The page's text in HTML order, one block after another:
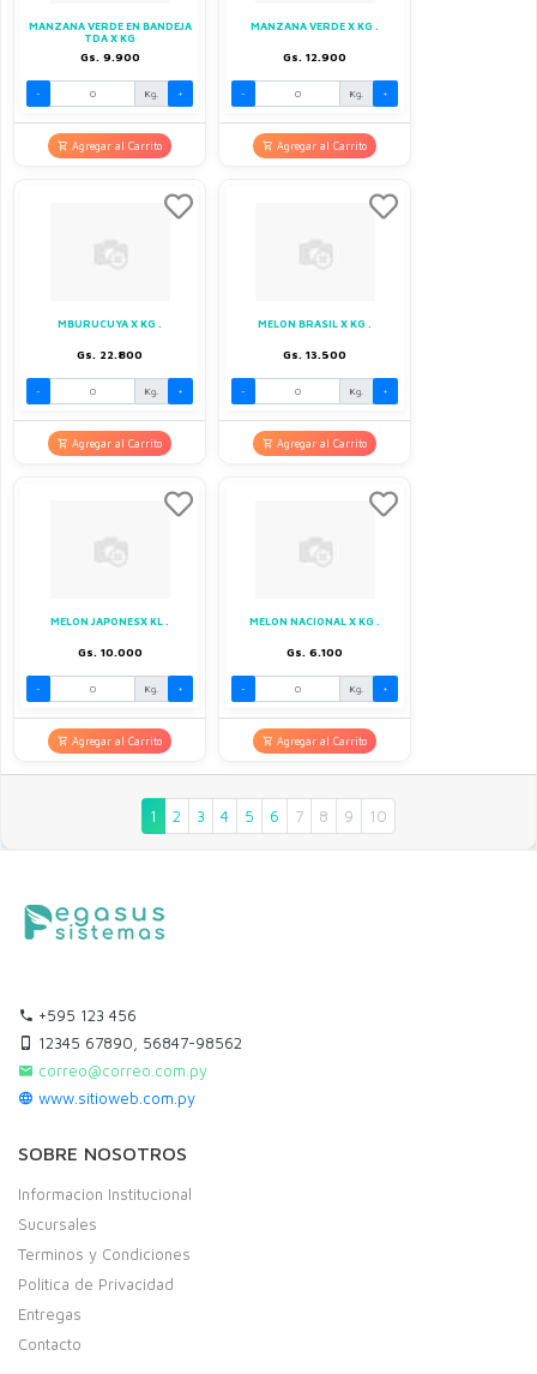
MANZANA VERDE EN BANDEJA
TDA X KG
Gs. 9.900
- Kg. +
Agregar al Carrito
MANZANA VERDE X KG .
Gs. 12.900
- Kg. +
Agregar al Carrito
MBURUCUYA X KG .
Gs. 22.800
- Kg. +
Agregar al Carrito
MELON BRASIL X KG .
Gs. 13.500
- Kg. +
Agregar al Carrito
MELON JAPONESX KL .
Gs. 10.000
- Kg. +
Agregar al Carrito
MELON NACIONAL X KG .
Gs. 6.100
- Kg. +
Agregar al Carrito
1 2 3 4 5 6 7 8 9 10
+595 123 456
12345 67890, 56847-98562
correo@correo.com.py
www.sitioweb.com.py
SOBRE NOSOTROS
Informacion Institucional
Sucursales
Terminos y Condiciones
Politica de Privacidad
Entregas
Contacto